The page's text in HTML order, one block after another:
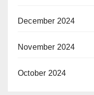
December 2024
November 2024
October 2024